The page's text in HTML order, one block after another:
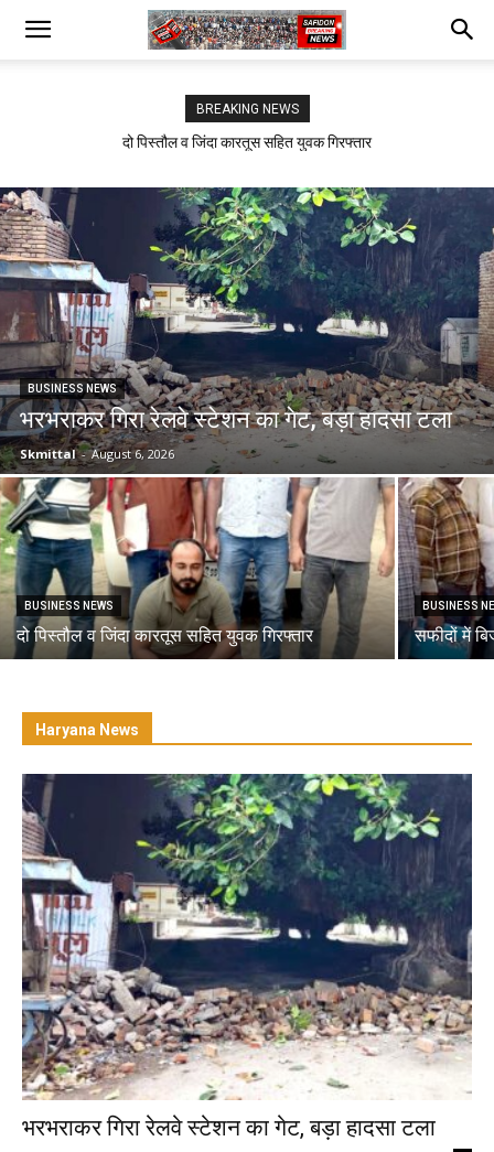
BREAKING NEWS
दो पिस्तौल व जिंदा कारतूस सहित युवक गिरफ्तार
सफीदों में बिजली कर्मचारियों का जोरदार प्रदर्शन
BUSINESS NEWS
भरभराकर गिरा रेलवे स्टेशन का गेट, बड़ा हादसा टला
Skmittal - August 6, 2026
BUSINESS NEWS
दो पिस्तौल व जिंदा कारतूस सहित युवक गिरफ्तार
BUSINESS
सफीदों में
Haryana News
भरभराकर गिरा रेलवे स्टेशन का गेट, बड़ा हादसा टला